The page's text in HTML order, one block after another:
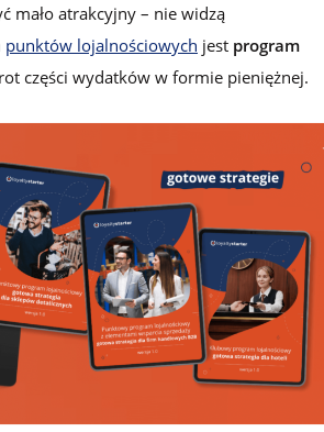
mało atrakcyjny – nie widzą
punktów lojalnościowych jest program
części wydatków w formie pieniężnej.